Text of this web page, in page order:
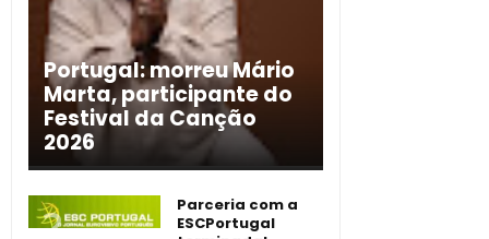
Portugal: morreu Mário
Marta, participante do
Festival da Canção
2026
Parceria com a
ESCPortugal